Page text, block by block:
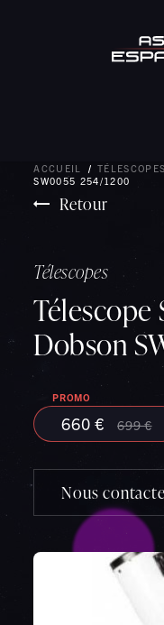
ACCUEIL TÉLESCOPES
SW0055 254/1200
Retour
Télescopes
Télescope
Dobson
660 € 699 €
Nous